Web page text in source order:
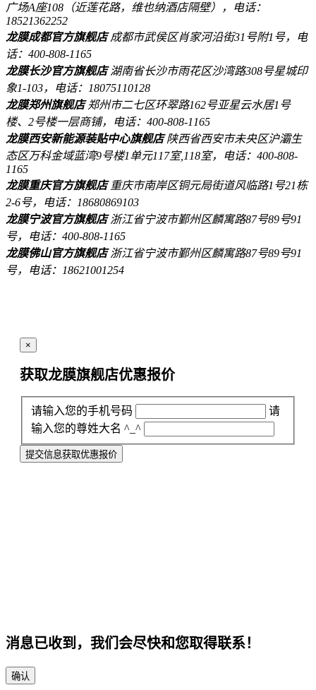
广场A座108（近莲花路，维也纳酒店隔壁），电话：
18521362252
龙膜成都官方旗舰店成都市武侯区肖家河沿街31号附1号，电
话：400-808-1165
龙膜长沙官方旗舰店湖南省长沙市雨花区沙湾路308号星城印
象1-103，电话：18075110128
龙膜郑州旗舰店郑州市二七区环翠路162号亚星云水居1号
楼、2号楼一层商铺，电话：400-808-1165
龙膜西安新能源装贴中心旗舰店陕西省西安市未央区沪灞生
态区万科金域蓝湾9号楼1单元117室,118室，电话：400-808-
1165
龙膜重庆官方旗舰店重庆市南岸区铜元局街道风临路1号21栋
2-6号，电话：18680869103
龙膜宁波官方旗舰店浙江省宁波市鄞州区麟寓路87号89号91
号，电话：400-808-1165
龙膜佛山官方旗舰店浙江省宁波市鄞州区麟寓路87号89号91
号，电话：18621001254
×
获取龙膜旗舰店优惠报价
请输入您的手机号码
请
输入您的尊姓大名 ^_^
提交信息获取优惠报价
消息已收到，我们会尽快和您取得联系！
确认